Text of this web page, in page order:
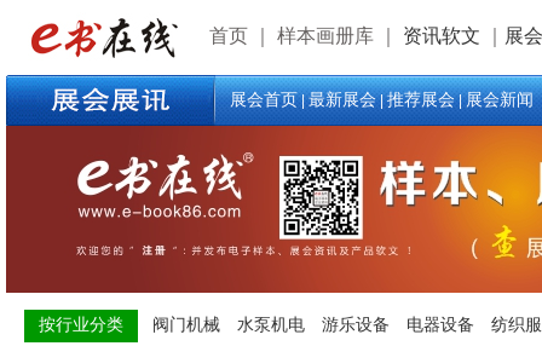
首页 样本画册库 资讯软文 展
展会首页|最新展会|推荐展会|展会新闻
按行业分类 阀门机械 水泵机电 游乐设备 电器设备
纺织